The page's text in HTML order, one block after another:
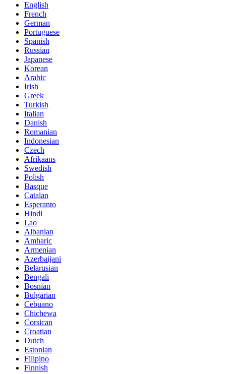
English
French
German
Portuguese
Spanish
Russian
Japanese
Korean
Arabic
Irish
Greek
Turkish
Italian
Danish
Romanian
Indonesian
Czech
Afrikaans
Swedish
Polish
Basque
Catalan
Esperanto
Hindi
Lao
Albanian
Amharic
Armenian
Azerbaijani
Belarusian
Bengali
Bosnian
Bulgarian
Cebuano
Chichewa
Corsican
Croatian
Dutch
Estonian
Filipino
Finnish